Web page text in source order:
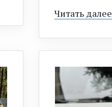
Читать далее